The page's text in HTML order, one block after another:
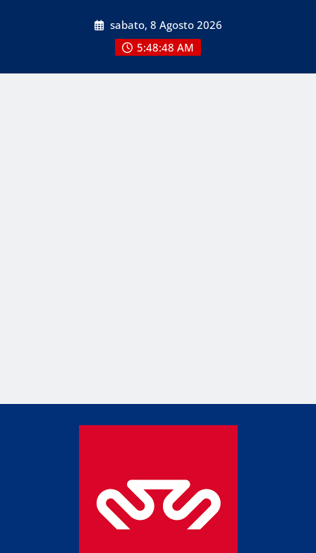
sabato, 8 Agosto 2026
5:48:48 AM